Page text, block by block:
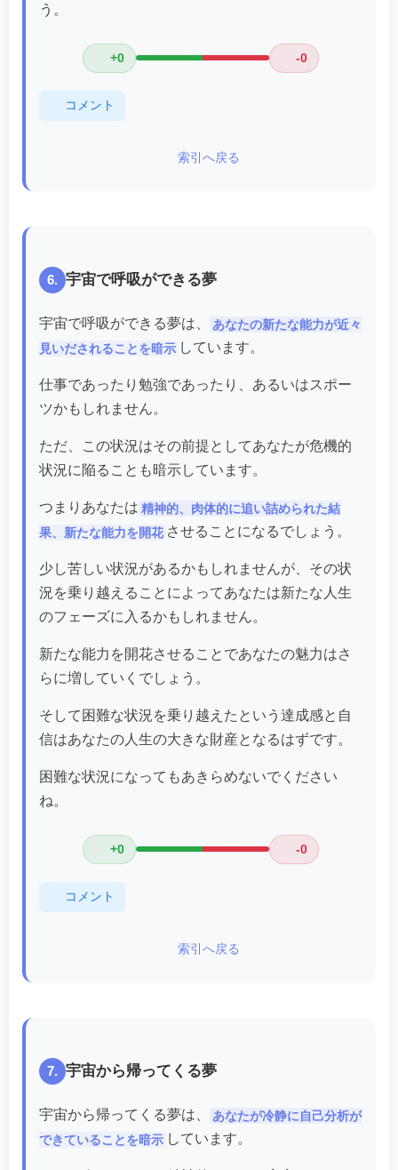
う。
+0 -0
コメント
索引へ戻る
6. 宇宙で呼吸ができる夢
宇宙で呼吸ができる夢は、
あなたの新たな能力が近々
見いだされることを暗示 しています。
仕事であったり勉強であったり、あるいはスポー
ツかもしれません。
ただ、この状況はその前提としてあなたが危機的
状況に陥ることも暗示しています。
つまりあなたは 精神的、肉体的に追い詰められた結
果、新たな能力を開花 させることになるでしょう。
少し苦しい状況があるかもしれませんが、その状
況を乗り越えることによってあなたは新たな人生
のフェーズに入るかもしれません。
新たな能力を開花させることであなたの魅力はさ
らに増していくでしょう。
そして困難な状況を乗り越えたという達成感と自
信はあなたの人生の大きな財産となるはずです。
困難な状況になってもあきらめないでください
ね。
+0 -0
コメント
索引へ戻る
7. 宇宙から帰ってくる夢
宇宙から帰ってくる夢は、
あなたが冷静に自己分析が
できていることを暗示 しています。